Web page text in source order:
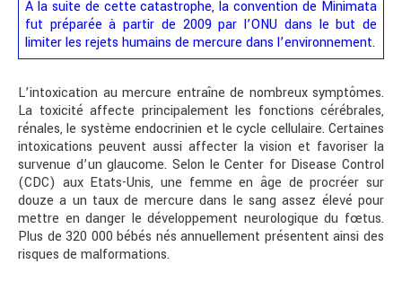
A la suite de cette catastrophe, la convention de Minimata
fut préparée à partir de 2009 par l’ONU dans le but de
limiter les rejets humains de mercure dans l’environnement.
L’intoxication au mercure entraîne de nombreux symptômes.
La toxicité affecte principalement les fonctions cérébrales,
rénales, le système endocrinien et le cycle cellulaire. Certaines
intoxications peuvent aussi affecter la vision et favoriser la
survenue d’un glaucome. Selon le Center for Disease Control
(CDC) aux Etats-Unis, une femme en âge de procréer sur
douze a un taux de mercure dans le sang assez élevé pour
mettre en danger le développement neurologique du fœtus.
Plus de 320 000 bébés nés annuellement présentent ainsi des
risques de malformations.